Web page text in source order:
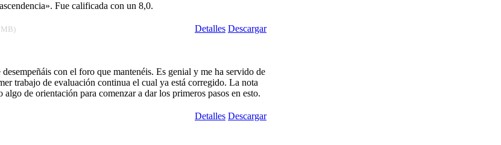
Fue calificada con un 8,0.
MB) Detalles Descargar
con el foro que mantenéis. Es genial y me ha servido de
trabajo de evaluación continua el cual ya está corregido. La nota
de orientación para comenzar a dar los primeros pasos en esto.
Detalles Descargar